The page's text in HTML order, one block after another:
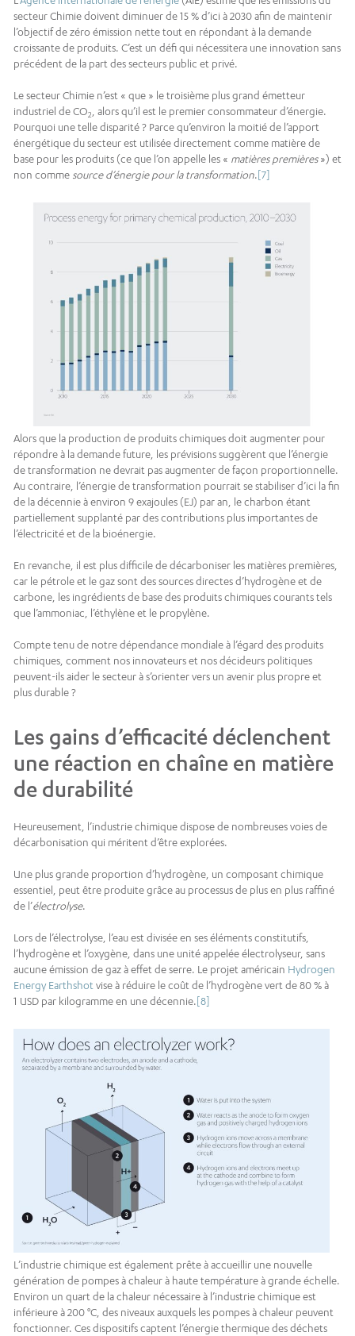
secteur Chimie doivent diminuer de 15 % d’ici à 2030 afin de maintenir
l’objectif de zéro émission nette tout en répondant à la demande
croissante de produits. C’est un défi qui nécessitera une innovation sans
précédent de la part des secteurs public et privé.
Le secteur Chimie n’est « que » le troisième plus grand émetteur
industriel de CO2
, alors qu’il est le premier consommateur d’énergie.
Pourquoi une telle disparité ? Parce qu’environ la moitié de l’apport
énergétique du secteur est utilisée directement comme matière de
base pour les produits (ce que l’on appelle les « matières premières») et
non comme source d’énergie pour la transformation.[7]
Alors que la production de produits chimiques doit augmenter pour
répondre à la demande future, les prévisions suggèrent que l’énergie
de transformation ne devrait pas augmenter de façon proportionnelle.
Au contraire, l’énergie de transformation pourrait se stabiliser d’ici la fin
de la décennie à environ 9 exajoules (EJ) par an, le charbon étant
partiellement supplanté par des contributions plus importantes de
l’électricité et de la bioénergie.
En revanche, il est plus difficile de décarboniser les matières premières,
car le pétrole et le gaz sont des sources directes d’hydrogène et de
carbone, les ingrédients de base des produits chimiques courants tels
que l’ammoniac, l’éthylène et le propylène.
Compte tenu de notre dépendance mondiale à l’égard des produits
chimiques, comment nos innovateurs et nos décideurs politiques
peuvent-ils aider le secteur à s’orienter vers un avenir plus propre et
plus durable ?
Les gains d’efficacité déclenchent
une réaction en chaîne en matière
de durabilité
Heureusement, l’industrie chimique dispose de nombreuses voies de
décarbonisation qui méritent d’être explorées.
Une plus grande proportion d’hydrogène, un composant chimique
essentiel, peut être produite grâce au processus de plus en plus raffiné
de l’électrolyse.
Lors de l’électrolyse, l’eau est divisée en ses éléments constitutifs,
l’hydrogène et l’oxygène, dans une unité appelée électrolyseur, sans
aucune émission de gaz à effet de serre. Le projet américain Hydrogen
Energy Earthshot vise à réduire le coût de l’hydrogène vert de 80 % à
1 USD par kilogramme en une décennie.[8]
L’industrie chimique est également prête à accueillir une nouvelle
génération de pompes à chaleur à haute température à grande échelle.
Environ un quart de la chaleur nécessaire à l’industrie chimique est
inférieure à 200 °C, des niveaux auxquels les pompes à chaleur peuvent
fonctionner. Ces dispositifs captent l’énergie thermique des déchets